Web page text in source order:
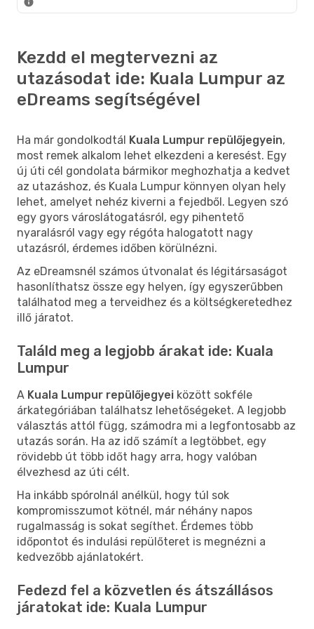
Kezdd el megtervezni az
utazásodat ide: Kuala Lumpur az
eDreams segítségével
Ha már gondolkodtál Kuala Lumpur repülőjegyein,
most remek alkalom lehet elkezdeni a keresést. Egy
új úti cél gondolata bármikor meghozhatja a kedvet
az utazáshoz, és Kuala Lumpur könnyen olyan hely
lehet, amelyet nehéz kiverni a fejedből. Legyen szó
egy gyors városlátogatásról, egy pihentető
nyaralásról vagy egy régóta halogatott nagy
utazásról, érdemes időben körülnézni.
Az eDreamsnél számos útvonalat és légitársaságot
hasonlíthatsz össze egy helyen, így egyszerűbben
találhatod meg a terveidhez és a költségkeretedhez
illő járatot.
Találd meg a legjobb árakat ide: Kuala
Lumpur
A Kuala Lumpur repülőjegyei között sokféle
árkategóriában találhatsz lehetőségeket. A legjobb
választás attól függ, számodra mi a legfontosabb az
utazás során. Ha az idő számít a legtöbbet, egy
rövidebb út több időt hagy arra, hogy valóban
élvezhesd az úti célt.
Ha inkább spórolnál anélkül, hogy túl sok
kompromisszumot kötnél, már néhány napos
rugalmasság is sokat segíthet. Érdemes több
időpontot és indulási repülőteret is megnézni a
kedvezőbb ajánlatokért.
Fedezd fel a közvetlen és átszállásos
járatokat ide: Kuala Lumpur